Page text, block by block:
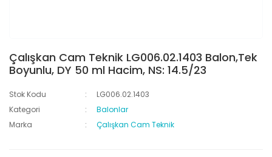
Çalışkan Cam Teknik LG006.02.1403 Balon,Tek
Boyunlu, DY 50 ml Hacim, NS: 14.5/23
Stok Kodu
LG006.02.1403
Kategori
Balonlar
Marka
Çalışkan Cam Teknik